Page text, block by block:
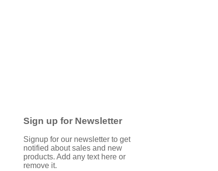
Sign up for Newsletter
Signup for our newsletter to get
notified about sales and new
products. Add any text here or
remove it.